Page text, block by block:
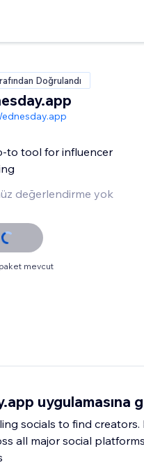
Doğrulandı
to tool for influencer
değerlendirme yok
mevcut
uygulamasına
socials to find
all major social